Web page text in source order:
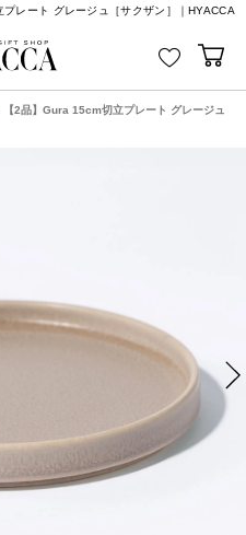
プレート グレージュ［サクザン］｜HYACCA
【2品】Gura 15cm切立プレート グレージュ